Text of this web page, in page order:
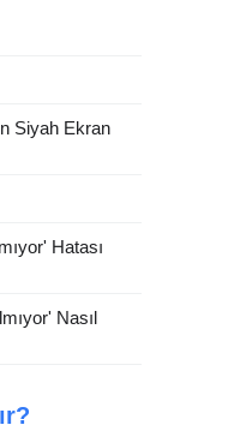
Siyah Ekran
Hatası
Nasıl